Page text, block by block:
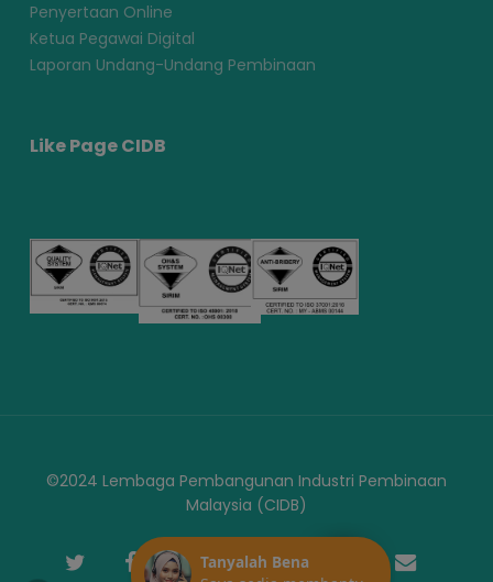
Penyertaan Online
Ketua Pegawai Digital
Laporan Undang-Undang Pembinaan
Like Page CIDB
©2024 Lembaga Pembangunan Industri Pembinaan
Malaysia (CIDB)
twitter facebookyoutubeinstagramtelegram phone email